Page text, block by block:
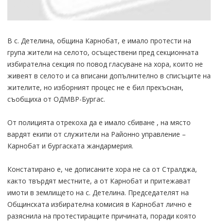
В с. Детелина, община Карнобат, е имало протести на
група жители на селото, осъществени пред секционната
избирателна секция по повод гласуване на хора, които не
живеят в селото и са вписани допълнително в списъците на
жителите, но изборният процес не е бил прекъснан,
съобщиха от ОДМВР-Бургас.
От полицията отрекоха да е имало сбиване , на място
вардят екипи от служители на Районно управление –
Карнобат и бургаската жандармерия.
Констатирано е, че дописаните хора не са от Стралджа,
както твърдят местните, а от Карнобат и притежават
имоти в землището на с. Детелина. Председателят на
Общинската избирателна комисия в Карнобат лично е
разяснила на протестиращите причината, поради която